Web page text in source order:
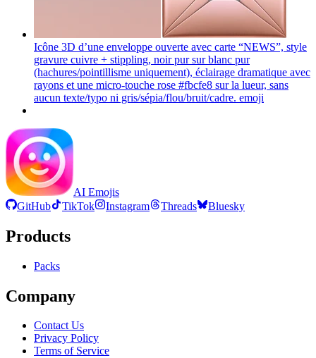
Icône 3D d’une enveloppe ouverte avec carte “NEWS”, style
gravure cuivre + stippling, noir pur sur blanc pur
(hachures/pointillisme uniquement), éclairage dramatique avec
rayons et une micro-touche rose #fbcfe8 sur la lueur, sans
aucun texte/typo ni gris/sépia/flou/bruit/cadre. emoji
AI Emojis
GitHub
TikTok Instagram Threads Bluesky
Products
Packs
Company
Contact Us
Privacy Policy
Terms of Service